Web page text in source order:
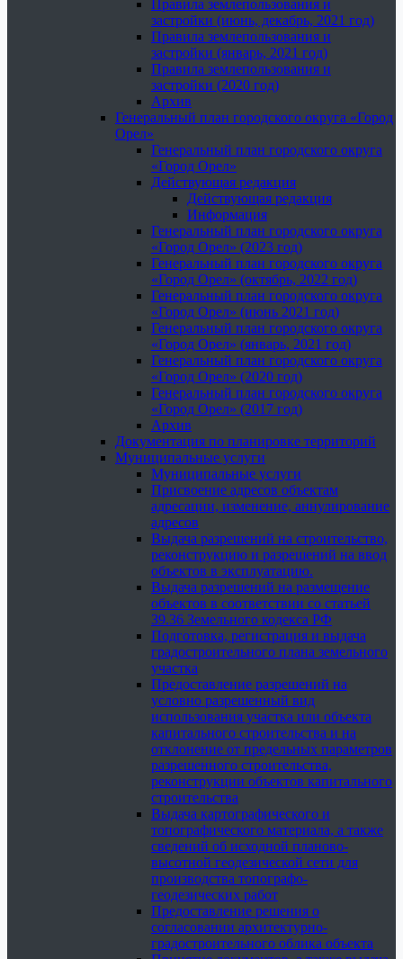
Правила землепользования и
застройки (июнь, декабрь, 2021 год)
Правила землепользования и
застройки (январь, 2021 год)
Правила землепользования и
застройки (2020 год)
Архив
Генеральный план городского округа «Город
Орел»
Генеральный план городского округа
«Город Орел»
Действующая редакция
Действующая редакция
Информация
Генеральный план городского округа
«Город Орел» (2023 год)
Генеральный план городского округа
«Город Орел» (октябрь, 2022 год)
Генеральный план городского округа
«Город Орел» (июнь 2021 год)
Генеральный план городского округа
«Город Орел» (январь, 2021 год)
Генеральный план городского округа
«Город Орел» (2020 год)
Генеральный план городского округа
«Город Орел» (2017 год)
Архив
Документация по планировке территорий
Муниципальные услуги
Муниципальные услуги
Присвоение адресов объектам
адресации, изменение, аннулирование
адресов
Выдача разрешений на строительство,
реконструкцию и разрешений на ввод
объектов в эксплуатацию.
Выдача разрешений на размещение
объектов в соответствии со статьей
39.36 Земельного кодекса РФ
Подготовка, регистрация и выдача
градостроительного плана земельного
участка
Предоставление разрешений на
условно разрешенный вид
использования участка или объекта
капитального строительства и на
отклонение от предельных параметров
разрешенного строительства,
реконструкции объектов капитального
строительства
Выдача картографического и
топографического материала, а также
сведений об исходной планово-
высотной геодезической сети для
производства топографо-
геодезических работ
Предоставление решения о
согласовании архитектурно-
градостроительного облика объекта